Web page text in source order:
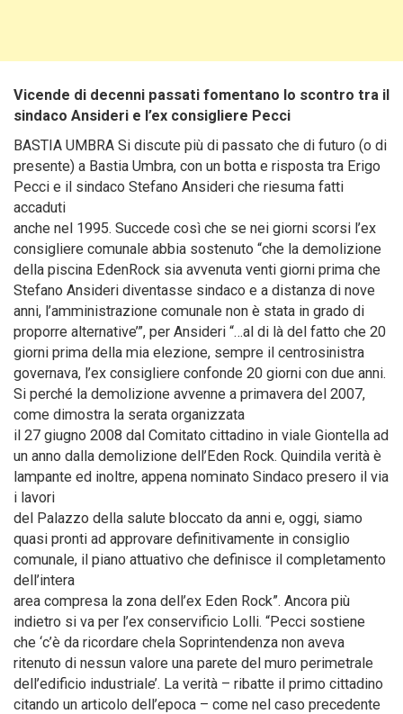
Vicende di decenni passati fomentano lo scontro tra il
sindaco Ansideri e l’ex consigliere Pecci
BASTIA UMBRA Si discute più di passato che di futuro (o di
presente) a Bastia Umbra, con un botta e risposta tra Erigo
Pecci e il sindaco Stefano Ansideri che riesuma fatti
accaduti
anche nel 1995. Succede così che se nei giorni scorsi l’ex
consigliere comunale abbia sostenuto “che la demolizione
della piscina EdenRock sia avvenuta venti giorni prima che
Stefano Ansideri diventasse sindaco e a distanza di nove
anni, l’amministrazione comunale non è stata in grado di
proporre alternative’”, per Ansideri “…al di là del fatto che 20
giorni prima della mia elezione, sempre il centrosinistra
governava, l’ex consigliere confonde 20 giorni con due anni.
Si perché la demolizione avvenne a primavera del 2007,
come dimostra la serata organizzata
il 27 giugno 2008 dal Comitato cittadino in viale Giontella ad
un anno dalla demolizione dell’Eden Rock. Quindila verità è
lampante ed inoltre, appena nominato Sindaco presero il via
i lavori
del Palazzo della salute bloccato da anni e, oggi, siamo
quasi pronti ad approvare definitivamente in consiglio
comunale, il piano attuativo che definisce il completamento
dell’intera
area compresa la zona dell’ex Eden Rock”. Ancora più
indietro si va per l’ex conservificio Lolli. “Pecci sostiene
che ‘c’è da ricordare chela Soprintendenza non aveva
ritenuto di nessun valore una parete del muro perimetrale
dell’edificio industriale’. La verità – ribatte il primo cittadino
citando un articolo dell’epoca – come nel caso precedente